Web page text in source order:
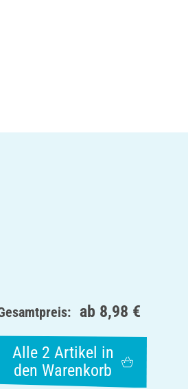
ab 8,98 €
Alle 2 Artikel in
den Warenkorb